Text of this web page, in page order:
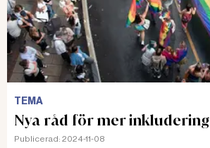
TEMA
Nya råd för mer inkludering
Publicerad: 2024-11-08